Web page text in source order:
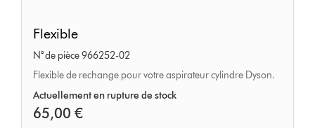
Flexible
N° de pièce 966252-02
Flexible de rechange pour votre aspirateur cylindre Dyson.
Actuellement en rupture de stock
65,00 €